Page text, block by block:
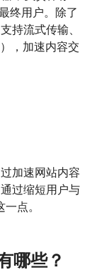
终用户。除了
持流式传输、
，加速内容交
加速网站内容
过缩短用户与
点。
哪些？